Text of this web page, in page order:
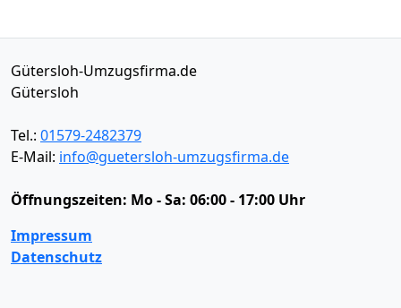
Gütersloh-Umzugsfirma.de
Gütersloh
Tel.: 01579-2482379
E-Mail: info@guetersloh-umzugsfirma.de
Öffnungszeiten: Mo - Sa: 06:00 - 17:00 Uhr
Impressum
Datenschutz